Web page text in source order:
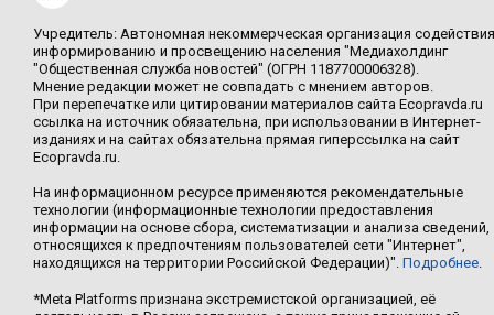
Учредитель: Автономная некоммерческая организация содействия
информированию и просвещению населения "Медиахолдинг
"Общественная служба новостей" (ОГРН 1187700006328).
Мнение редакции может не совпадать с мнением авторов.
При перепечатке или цитировании материалов сайта Ecopravda.ru
ссылка на источник обязательна, при использовании в Интернет-
изданиях и на сайтах обязательна прямая гиперссылка на сайт
Ecopravda.ru.
На информационном ресурсе применяются рекомендательные
технологии (информационные технологии предоставления
информации на основе сбора, систематизации и анализа сведений,
относящихся к предпочтениям пользователей сети "Интернет",
находящихся на территории Российской Федерации)". Подробнее.
*Meta Platforms признана экстремистской организацией, её